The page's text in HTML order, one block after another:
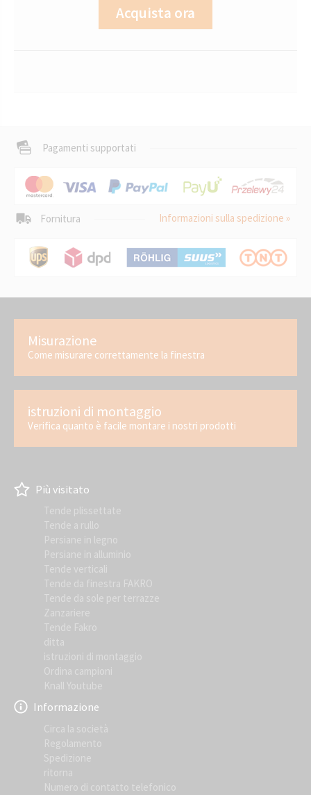
Acquista ora
Pagamenti supportati
Fornitura Informazioni sulla spedizione »
Misurazione
Come misurare correttamente la finestra
istruzioni di montaggio
Verifica quanto è facile montare i nostri prodotti
Più visitato
Tende plissettate
Tende a rullo
Persiane in legno
Persiane in alluminio
Tende verticali
Tende da finestra FAKRO
Tende da sole per terrazze
Zanzariere
Tende Fakro
ditta
istruzioni di montaggio
Ordina campioni
Knall Youtube
Informazione
Circa la società
Regolamento
Spedizione
ritorna
Numero di contatto telefonico